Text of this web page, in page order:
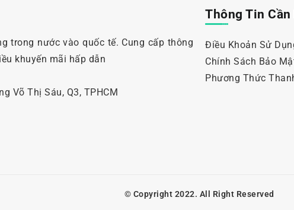
trong nước vào quốc tế. Cung cấp thông
khuyến mãi hấp dẫn
Võ Thị Sáu, Q3, TPHCM
Thông Tin Cần
Điều Khoản Sử
Chính Sách Bảo
Phương Thức
© Copyright 2022. All Right Reserved